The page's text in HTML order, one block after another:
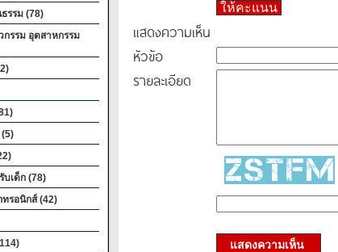
รรม (78)
กรรม อุตสาหกรรม
บเด็ก (78)
รอนิกส์ (42)
ให้คะแนน
แสดงความเห็น
หัวข้อ
รายละเอียด
แสดงความเห็น